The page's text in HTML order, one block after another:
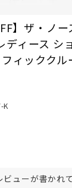
】ザ・ノ
ディース シ
ィックク
K
ビューが書かれ